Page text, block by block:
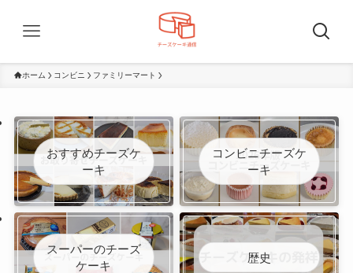
ホーム コンビニ ファミリーマート
おすすめチーズケ
ーキ
コンビニチーズケ
ーキ
スーパーのチーズ
ケーキ
歴史